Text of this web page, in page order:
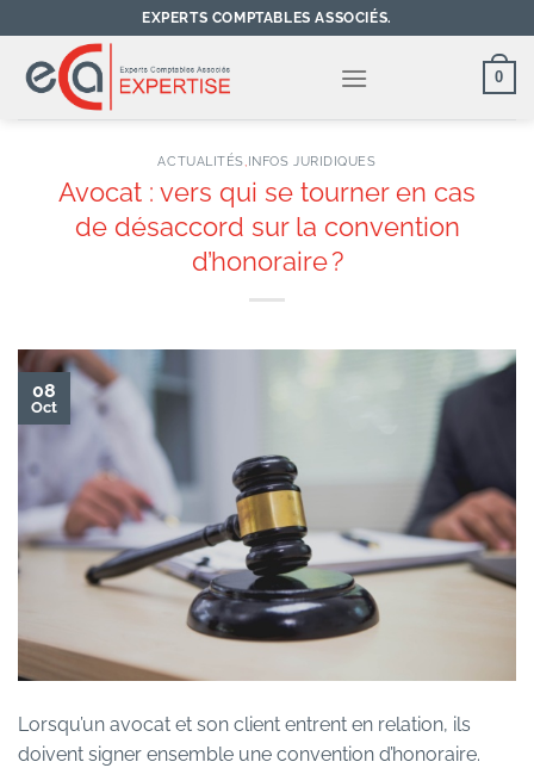
au
contenu
EXPERTS COMPTABLES ASSOCIÉS.
0
ACTUALITÉS,INFOS JURIDIQUES
Avocat : vers qui se tourner en cas
de désaccord sur la convention
d’honoraire ?
08
Oct
Lorsqu’un avocat et son client entrent en relation, ils
doivent signer ensemble une convention d’honoraire.